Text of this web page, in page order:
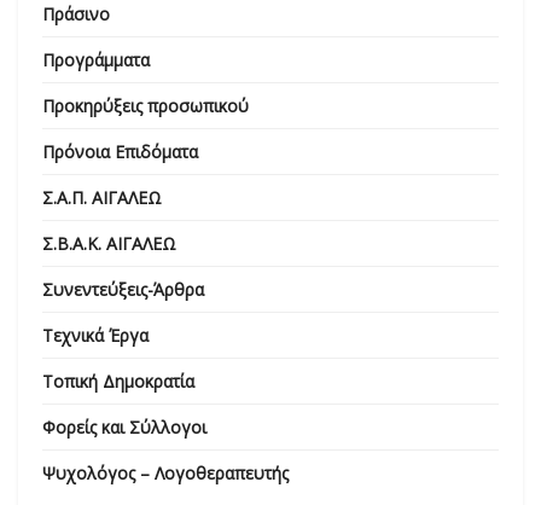
Πράσινο
Προγράμματα
Προκηρύξεις προσωπικού
Πρόνοια Επιδόματα
Σ.Α.Π. ΑΙΓΑΛΕΩ
Σ.Β.Α.Κ. ΑΙΓΑΛΕΩ
Συνεντεύξεις-Άρθρα
Τεχνικά Έργα
Τοπική Δημοκρατία
Φορείς και Σύλλογοι
Ψυχολόγος – Λογοθεραπευτής